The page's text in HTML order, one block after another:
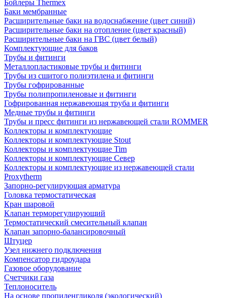
Бойлеры Thermex
Баки мембранные
Расширительные баки на водоснабжение (цвет синий)
Расширительные баки на отопление (цвет красный)
Расширительные баки на ГВС (цвет белый)
Комплектующие для баков
Трубы и фитинги
Металлопластиковые трубы и фитинги
Трубы из сшитого полиэтилена и фитинги
Трубы гофрированные
Трубы полипропиленовые и фитинги
Гофрированная нержавеющая труба и фитинги
Медные трубы и фитинги
Трубы и пресс фитинги из нержавеющей стали ROMMER
Коллекторы и комплектующие
Коллекторы и комплектующие Stout
Коллекторы и комплектующие Tim
Коллекторы и комплектующие Север
Коллекторы и комплектующие из нержавеющей стали
Proxytherm
Запорно-регулирующая арматура
Головка термостатическая
Кран шаровой
Клапан терморегулирующий
Термостатический смесительный клапан
Клапан запорно-балансировочный
Штуцер
Узел нижнего подключения
Компенсатор гидроудара
Газовое оборудование
Счетчики газа
Теплоноситель
На основе пропиленгликоля (экологический)